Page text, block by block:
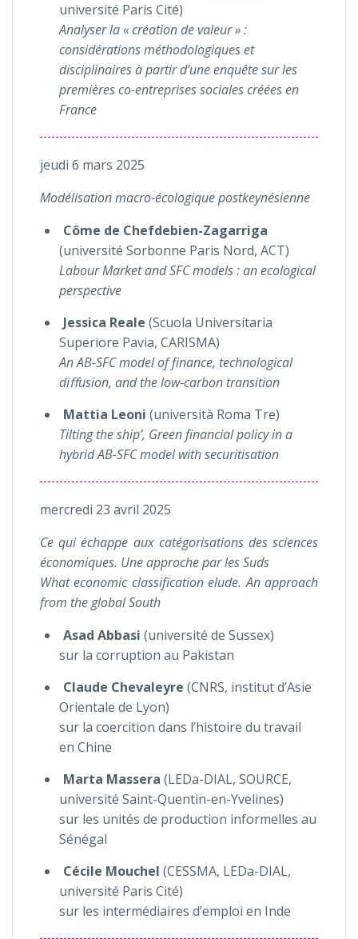
université Paris Cité)
Analyser la « création de valeur » :
considérations méthodologiques et
disciplinaires à partir d’une enquête sur les
premières co-entreprises sociales créées en
France
jeudi 6 mars 2025
Modélisation macro-écologique postkeynésienne
Côme de Chefdebien-Zagarriga
(université Sorbonne Paris Nord, ACT)
Labour Market and SFC models : an ecological
perspective
Jessica Reale (Scuola Universitaria
Superiore Pavia, CARISMA)
An AB-SFC model of finance, technological
diﬀusion, and the low-carbon transition
Mattia Leoni (università Roma Tre)
Tilting the ship’, Green financial policy in a
hybrid AB-SFC model with securitisation
mercredi 23 avril 2025
Ce qui échappe aux catégorisations des sciences
économiques. Une approche par les Suds
What economic classification elude. An approach
from the global South
Asad Abbasi (université de Sussex)
sur la corruption au Pakistan
Claude Chevaleyre (CNRS, institut d’Asie
Orientale de Lyon)
sur la coercition dans l’histoire du travail
en Chine
Marta Massera (LEDa-DIAL, SOURCE,
université Saint-Quentin-en-Yvelines)
sur les unités de production informelles au
Sénégal
Cécile Mouchel (CESSMA, LEDa-DIAL,
université Paris Cité)
sur les intermédiaires d’emploi en Inde